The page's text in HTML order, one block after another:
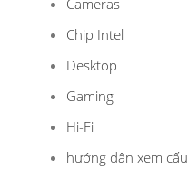
Cameras
Chip Intel
Desktop
Gaming
Hi-Fi
hướng dân xem